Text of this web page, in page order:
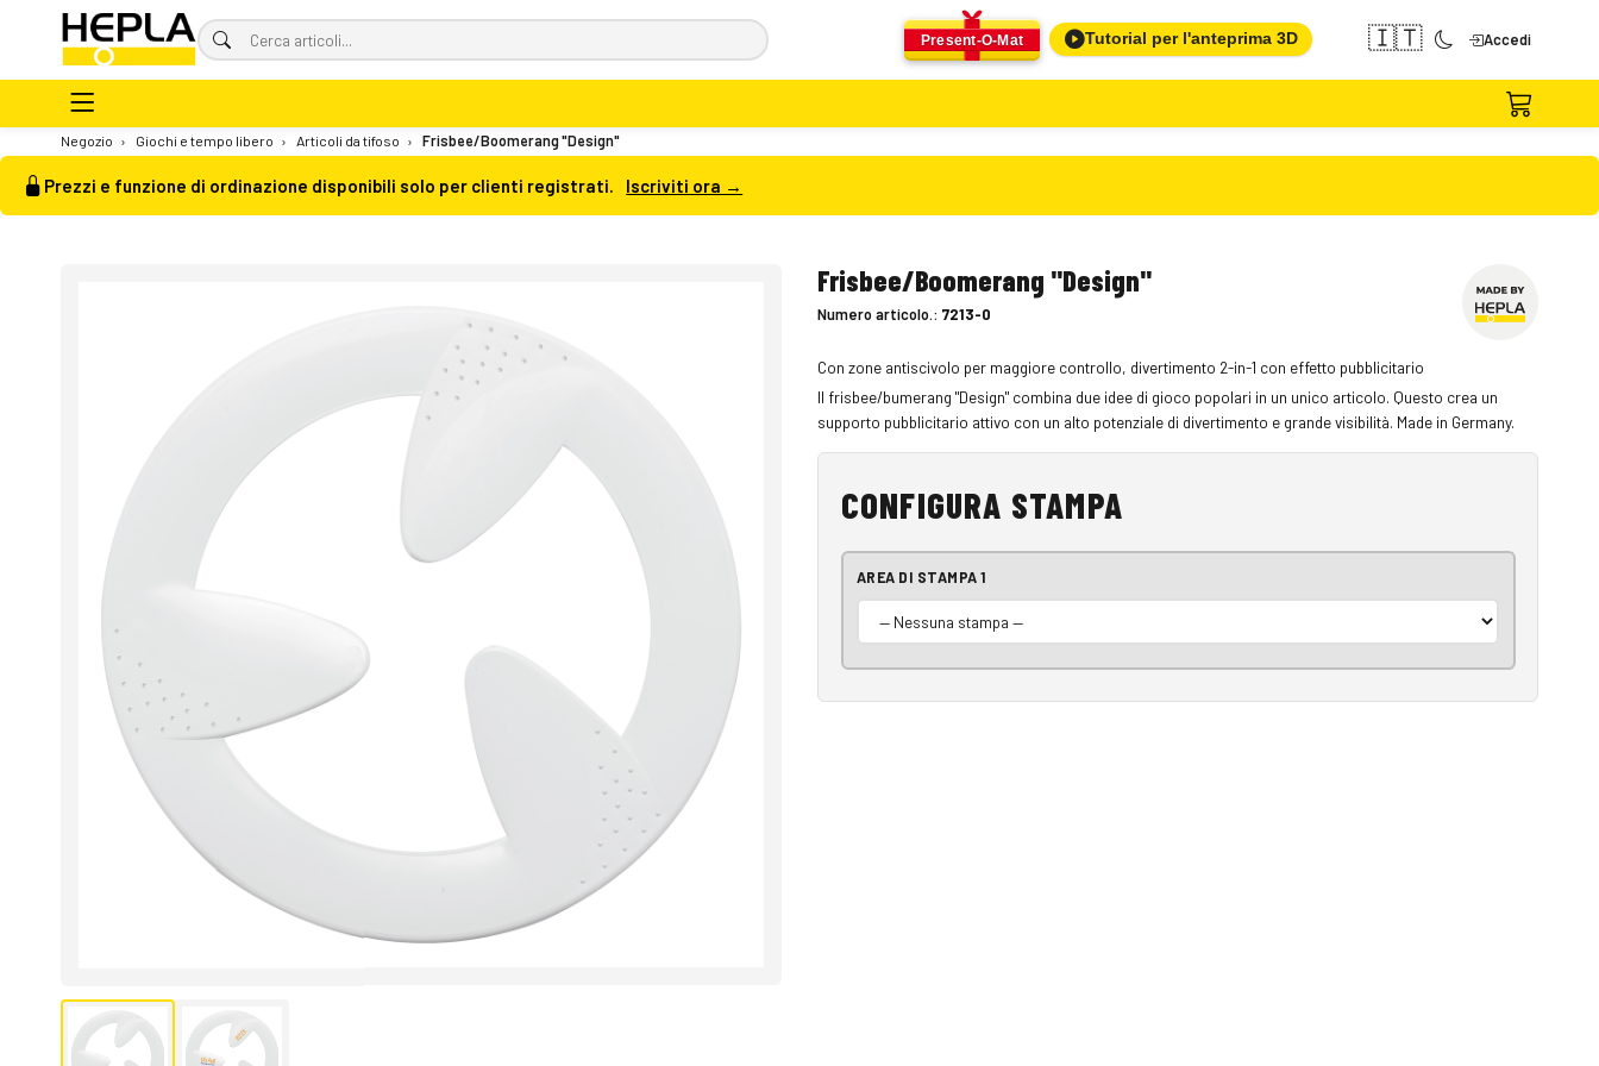
Present-O-Mat Tutorial per l'anteprima 3D 🇮🇹 Accedi
Negozio › Giochi e tempo libero › Articoli da tifoso › Frisbee/Boomerang "Design"
Prezzi e funzione di ordinazione disponibili solo per clienti registrati. Iscriviti ora →
Frisbee/Boomerang "Design"
Numero articolo.: 7213-0
Con zone antiscivolo per maggiore controllo, divertimento 2-in-1 con effetto pubblicitario
Il frisbee/bumerang "Design" combina due idee di gioco popolari in un unico articolo. Questo crea un
supporto pubblicitario attivo con un alto potenziale di divertimento e grande visibilità. Made in Germany.
CONFIGURA STAMPA
AREA DI STAMPA 1